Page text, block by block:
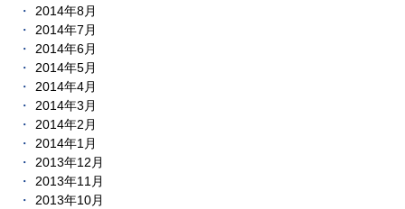
2014年8月
2014年7月
2014年6月
2014年5月
2014年4月
2014年3月
2014年2月
2014年1月
2013年12月
2013年11月
2013年10月